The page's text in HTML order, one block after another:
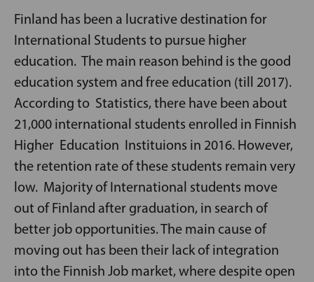
Finland has been a lucrative destination for
International Students to pursue higher
education. The main reason behind is the good
education system and free education (till 2017).
According to Statistics, there have been about
21,000 international students enrolled in Finnish
Higher Education Instituions in 2016. However,
the retention rate of these students remain very
low. Majority of International students move
out of Finland after graduation, in search of
better job opportunities. The main cause of
moving out has been their lack of integration
into the Finnish Job market, where despite open